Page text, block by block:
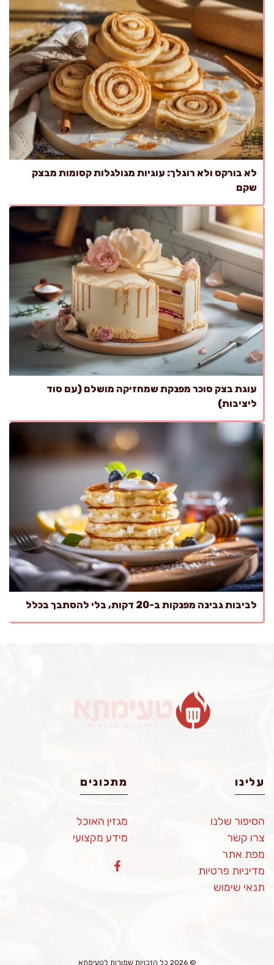
לא בורקס ולא רוגלך: עוגיות מגולגלות קסומות מבצק
שקם
עוגת בצק סוכר מפנקת שמחזיקה מושלם (עם סוד
ליציבות)
לביבות גבינה מפנקות ב-20 דקות, בלי להסתבך בכלל
עלינו
הסיפור שלנו
צרו קשר
מפת אתר
מדיניות פרטיות
תנאי שימוש
מתכונים
מגזין האוכל
מידע מקצועי
© 2026 כל הזכויות שמורות לטעימתא